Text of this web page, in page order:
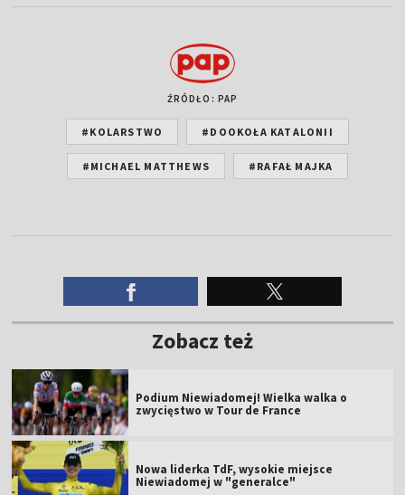
ŹRÓDŁO: PAP
#KOLARSTWO #DOOKOŁA KATALONII
#MICHAEL MATTHEWS #RAFAŁ MAJKA
Zobacz też
Podium Niewiadomej! Wielka walka o
zwycięstwo w Tour de France
Nowa liderka TdF, wysokie miejsce
Niewiadomej w "generalce"